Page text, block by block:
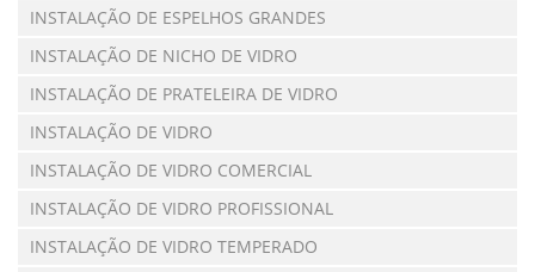
INSTALAÇÃO DE ESPELHOS GRANDES
INSTALAÇÃO DE NICHO DE VIDRO
INSTALAÇÃO DE PRATELEIRA DE VIDRO
INSTALAÇÃO DE VIDRO
INSTALAÇÃO DE VIDRO COMERCIAL
INSTALAÇÃO DE VIDRO PROFISSIONAL
INSTALAÇÃO DE VIDRO TEMPERADO